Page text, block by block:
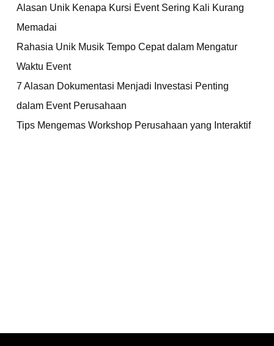
Alasan Unik Kenapa Kursi Event Sering Kali Kurang
Memadai
Rahasia Unik Musik Tempo Cepat dalam Mengatur
Waktu Event
7 Alasan Dokumentasi Menjadi Investasi Penting
dalam Event Perusahaan
Tips Mengemas Workshop Perusahaan yang Interaktif